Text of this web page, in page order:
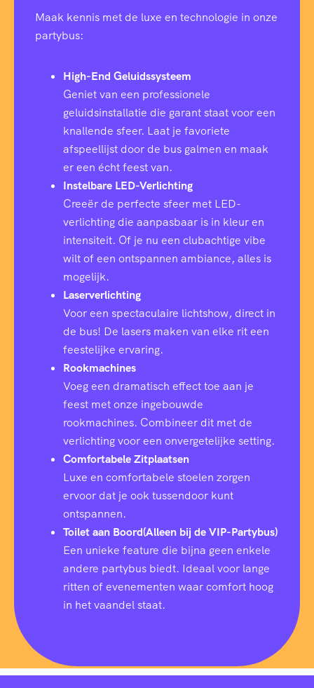
Maak kennis met de luxe en technologie in onze
partybus:
High-End Geluidssysteem
Geniet van een professionele
geluidsinstallatie die garant staat voor een
knallende sfeer. Laat je favoriete
afspeellijst door de bus galmen en maak
er een écht feest van.
Instelbare LED-Verlichting
Creeër de perfecte sfeer met LED-
verlichting die aanpasbaar is in kleur en
intensiteit. Of je nu een clubachtige vibe
wilt of een ontspannen ambiance, alles is
mogelijk.
Laserverlichting
Voor een spectaculaire lichtshow, direct in
de bus! De lasers maken van elke rit een
feestelijke ervaring.
Rookmachines
Voeg een dramatisch effect toe aan je
feest met onze ingebouwde
rookmachines. Combineer dit met de
verlichting voor een onvergetelijke setting.
Comfortabele Zitplaatsen
Luxe en comfortabele stoelen zorgen
ervoor dat je ook tussendoor kunt
ontspannen.
Toilet aan Boord(Alleen bij de VIP-Partybus)
Een unieke feature die bijna geen enkele
andere partybus biedt. Ideaal voor lange
ritten of evenementen waar comfort hoog
in het vaandel staat.